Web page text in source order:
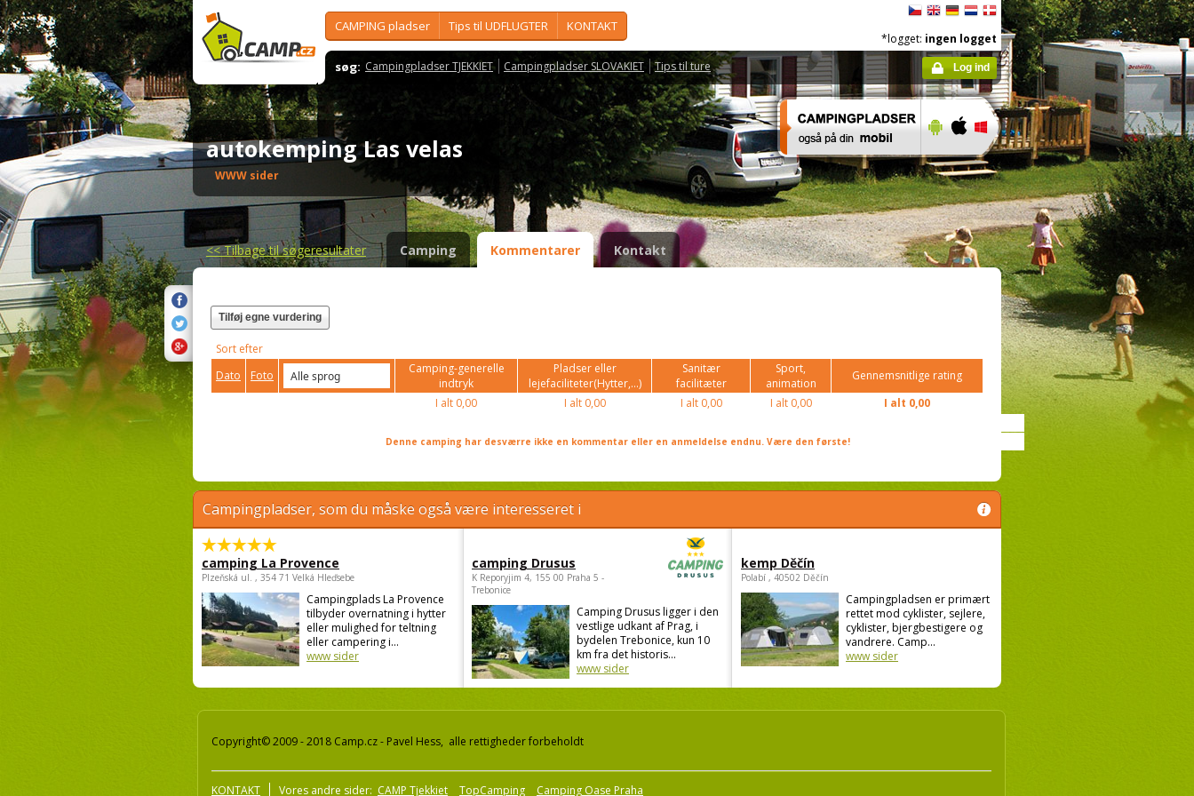
CAMPING pladser Tips til UDFLUGTER KONTAKT
søg: Campingpladser TJEKKIET Campingpladser SLOVAKIET Tips til ture
*logget: ingen logget
Log ind
autokemping Las velas
WWW sider
<<Tilbage til søgeresultater Camping Kommentarer Kontakt
Tilføj egne vurdering
Sort efter
Dato
Foto
Camping-generelle
indtryk
Pladser eller
lejefaciliteter(Hytter,...)
Sanitær
facilitæter
Sport,
animation
Gennemsnitlige rating
I alt 0,00 I alt0,00 I alt0,00 I alt0,00 I alt 0,00
Denne camping har desværre ikke en kommentar eller en anmeldelse endnu. Være den første!
Campingpladser, som du måske også være interesseret i
camping La Provence
Plzeňská ul. , 354 71 Velká Hleďsebe
Campingplads La Provence
tilbyder overnatning i hytter
eller mulighed for teltning
eller campering i...
www sider
camping Drusus
K Reporyjim 4, 155 00 Praha 5 -
Trebonice
Camping Drusus ligger i den
vestlige udkant af Prag, i
bydelen Trebonice, kun 10
km fra det historis...
www sider
kemp Děčín
Polabí , 40502 Děčín
Campingpladsen er primært
rettet mod cyklister, sejlere,
cyklister, bjergbestigere og
vandrere. Camp...
www sider
Copyright© 2009 - 2018 Camp.cz - Pavel Hess, alle rettigheder forbeholdt
KONTAKT Vores andre sider: CAMP Tjekkiet TopCamping Camping Oase Praha